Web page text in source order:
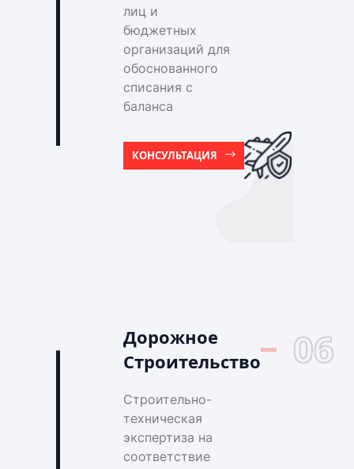
лиц и
бюджетных
организаций для
обоснованного
списания с
баланса
КОНСУЛЬТАЦИЯ
Дорожное
Строительство
06
Строительно-
техническая
экспертиза на
соответствие